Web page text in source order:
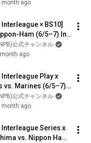
month ago
× BS10]
Ham (6/5–7) In-
Highlights
公式チャンネル
ago
Interleague Play x
vs. Marines (6/5–7)
Data! Highlights
公式チャンネル
month ago
Interleague Series x
vs. Nippon Ham